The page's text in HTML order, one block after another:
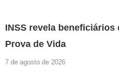
INSS revela beneficiários
Prova de Vida
7 de agosto de 2026